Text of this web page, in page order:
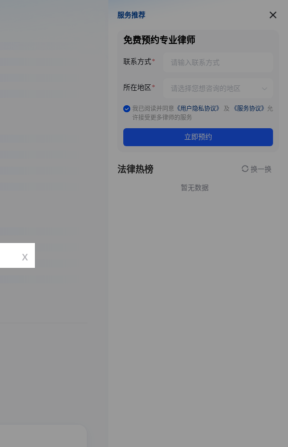
服务推荐
服务推荐
免费预约专业律师
联系方式
所在地区
我已阅读并同意 《用户隐私协议》 及 《服务协议》 允
许接受更多律师的服务
立即预约
法律热榜 换一换
暂无数据
x